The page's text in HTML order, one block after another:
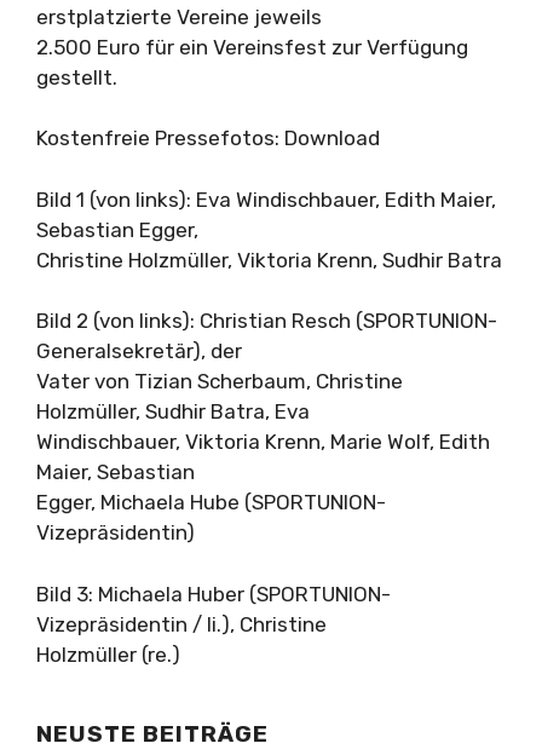
erstplatzierte Vereine jeweils
2.500 Euro für ein Vereinsfest zur Verfügung
gestellt.
Kostenfreie Pressefotos: Download
Bild 1 (von links): Eva Windischbauer, Edith Maier,
Sebastian Egger,
Christine Holzmüller, Viktoria Krenn, Sudhir Batra
Bild 2 (von links): Christian Resch (SPORTUNION-
Generalsekretär), der
Vater von Tizian Scherbaum, Christine
Holzmüller, Sudhir Batra, Eva
Windischbauer, Viktoria Krenn, Marie Wolf, Edith
Maier, Sebastian
Egger, Michaela Hube (SPORTUNION-
Vizepräsidentin)
Bild 3: Michaela Huber (SPORTUNION-
Vizepräsidentin / li.), Christine
Holzmüller (re.)
NEUSTE BEITRÄGE